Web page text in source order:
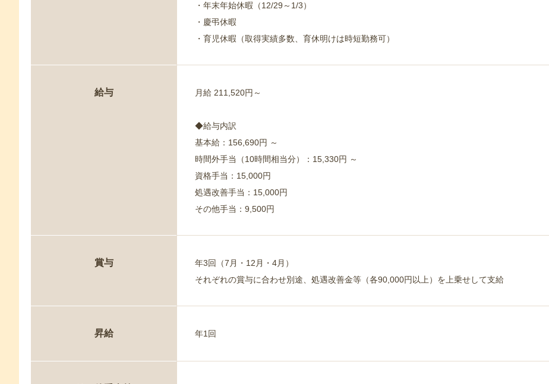
・年末年始休暇（12/29～1/3）
・慶弔休暇
・育児休暇（取得実績多数、育休明けは時短勤務可）
給与 月給 211,520円～
◆給与内訳
基本給：156,690円 ～
時間外手当（10時間相当分）：15,330円 ～
資格手当：15,000円
処遇改善手当：15,000円
その他手当：9,500円
賞与
年3回（7月・12月・4月）
それぞれの賞与に合わせ別途、処遇改善金等（各90,000円以上）を上乗せして支給
昇給 年1回